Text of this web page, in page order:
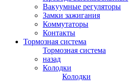
Вакуумные регуляторы
Замки зажигания
Коммутаторы
Контакты
Тормозная система
Тормозная система
назад
Колодки
Колодки